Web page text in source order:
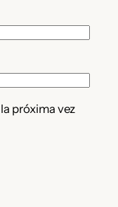
próxima vez